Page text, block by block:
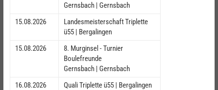
Gernsbach | Gernsbach
15.08.2026
Landesmeisterschaft Triplette
ü55 | Bergalingen
15.08.2026
8. Murginsel - Turnier
Boulefreunde
Gernsbach | Gernsbach
16.08.2026
Quali Triplette ü55 | Bergalingen